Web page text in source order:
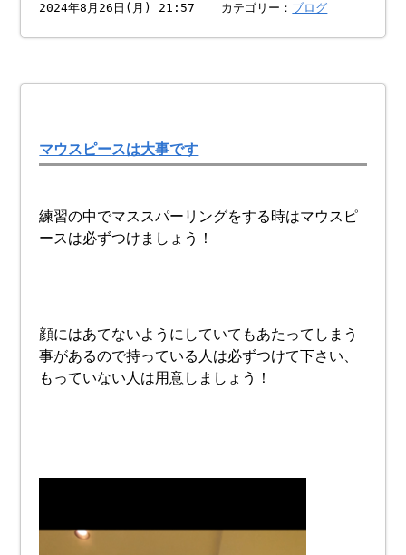
2024年8月26日(月) 21:57 ｜ カテゴリー： ブログ
マウスピースは大事です
練習の中でマススパーリングをする時はマウスピ
ースは必ずつけましょう！
顔にはあてないようにしていてもあたってしまう
事があるので持っている人は必ずつけて下さい、
もっていない人は用意しましょう！